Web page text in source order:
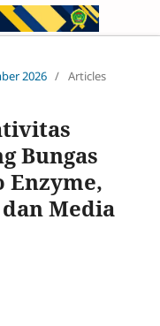
2026 / Articles
Bungas
Enzyme,
Media